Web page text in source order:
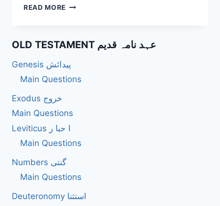
READ MORE 50
SALVATION
TO
THE
OLD TESTAMENT عہد نامہ قدیم
Genesis پیدائش
Main Questions
Exodus خروج
Main Questions
Leviticus ا حبا ر
Main Questions
Numbers گنتی
Main Questions
Deuteronomy استثنا